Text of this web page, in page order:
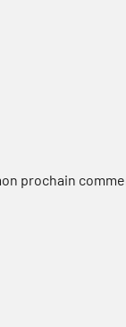
prochain